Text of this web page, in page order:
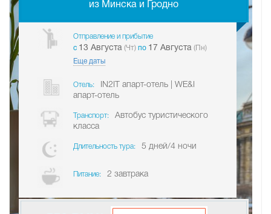
из Минска и Гродно
Отправление и прибытие
c 13 Августа (Чт) по 17 Августа (Пн)
Еще даты
Отель:
IN2IT апарт-отель | WE&I
апарт-отель
Транспорт:
Автобус туристического
класса
Длительность тура: 5 дней/4 ночи
Питание: 2 завтрака